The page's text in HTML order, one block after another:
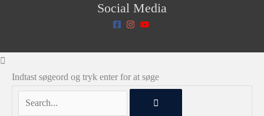
Social Media
Indtast søgeord og tryk enter for at søge